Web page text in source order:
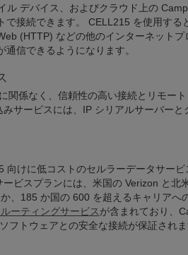
ル デバイス、およびクラウド上の
接続できます。 CELL215 を使用する
(HTTP) などの他のインターネットプ
信できるようになります。
関係なく、信頼性の高い接続とリモート
サービスには、IP シリアルサーバーと
向けに低コストのセルラーデータサービ
ビスプランには、米国の Verizon と北
、185 か国の 600 を超えるキャリアへ
ーティングサービス が含まれており、
フトウェアとの安全な接続が保証されま